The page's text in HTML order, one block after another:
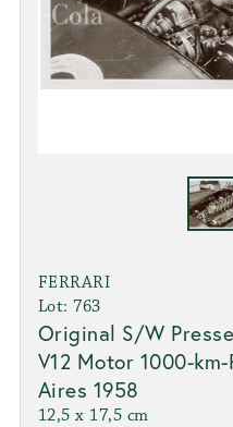
FERRARI
Lot: 763
Original S/W
V12 Motor 1000-
Aires 1958
12,5 x 17,5 cm